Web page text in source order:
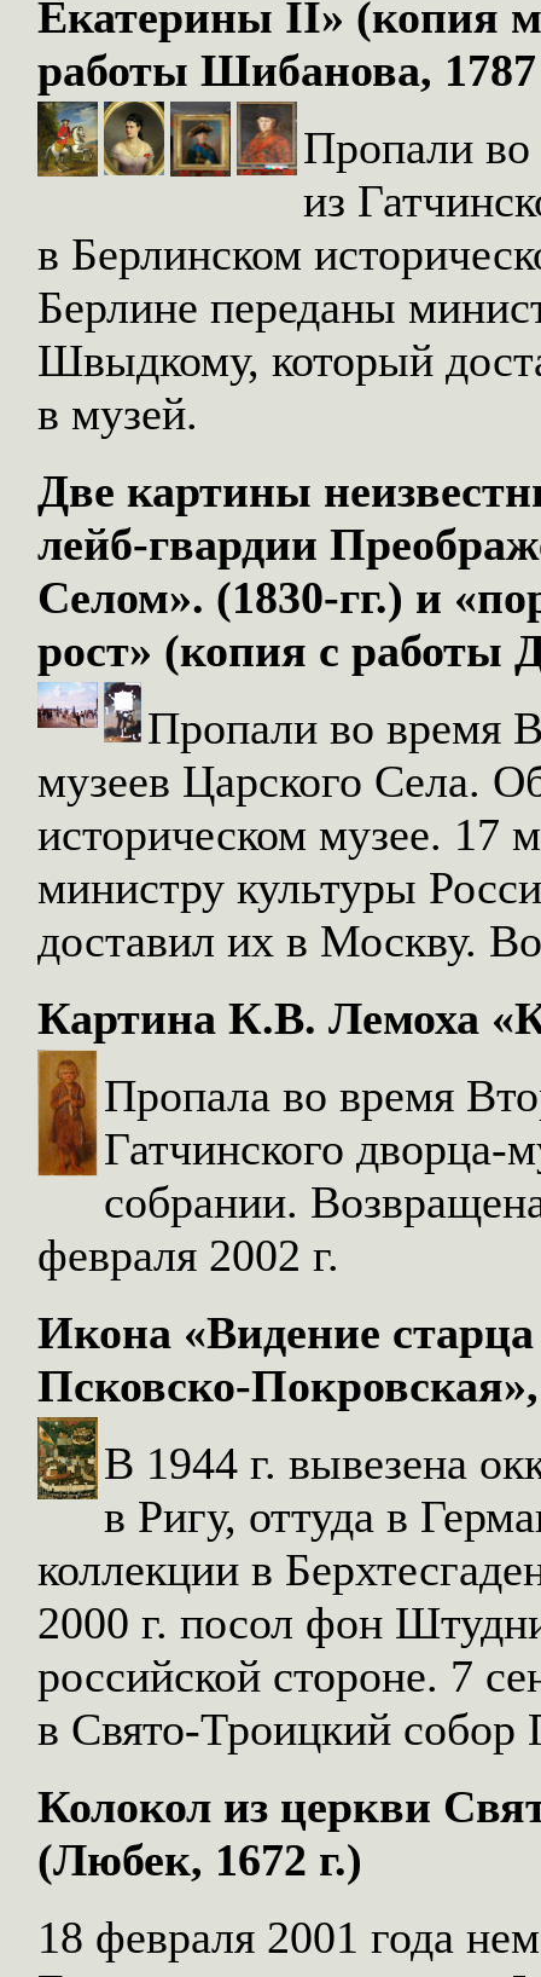
Екатерины II» (копия
работы Шибанова, 1787
Пропали
из
в Берлинском
Берлине переданы
Швыдкому, который
в музей.
Две картины
лейб-гвардии
Селом». (1830-гг.) и
рост» (копия с работы
Пропали во время
музеев Царского Села.
историческом музее. 17
министру культуры
доставил их в Москву.
Картина К.В. Лемоха
Пропала во время
Гатчинского дворца-
собрании.
февраля 2002 г.
Икона «Видение
Псковско-
В 1944 г. вывезена
в Ригу, оттуда в
коллекции в
2000 г. посол фон
российской стороне. 7
в Свято-Троицкий собор
Колокол из церкви
(Любек, 1672 г.)
18 февраля 2001 года